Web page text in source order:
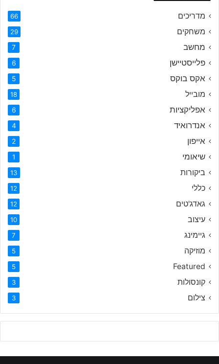
מדריכים 66
משחקים 29
מחשב 7
פלייסטיישן 6
אקס בוקס 5
מובייל 18
אפליקציות 6
אנדרואיד 4
אייפון 2
שיאומי 1
ביקורות 13
כללי 12
גאדג'טים 12
עיצוב 10
גיימינג 7
מוזיקה 5
Featured
5
קונסולות 3
צילום 3